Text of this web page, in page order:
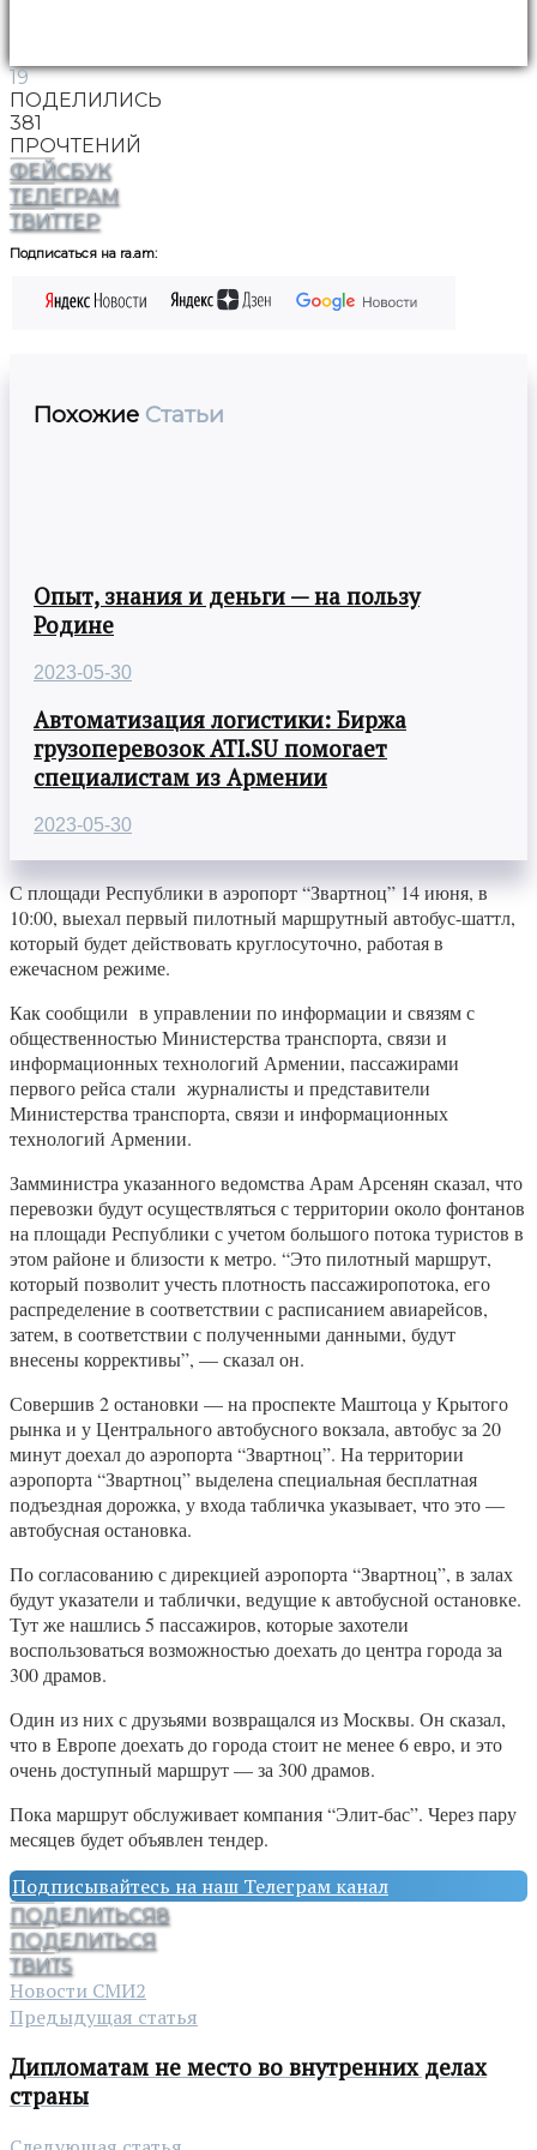
19
ПОДЕЛИЛИСЬ
381
ПРОЧТЕНИЙ
ФЕЙСБУК
ТЕЛЕГРАМ
ТВИТТЕР
Подписаться на ra.am:
Похожие Статьи
Опыт, знания и деньги — на пользу
Родине
2023-05-30
Автоматизация логистики: Биржа
грузоперевозок ATI.SU помогает
специалистам из Армении
2023-05-30
С площади Республики в аэропорт “Звартноц” 14 июня, в
10:00, выехал первый пилотный маршрутный автобус-шаттл,
который будет действовать круглосуточно, работая в
ежечасном режиме.
Как сообщили в управлении по информации и связям с
общественностью Министерства транспорта, связи и
информационных технологий Армении, пассажирами
первого рейса стали журналисты и представители
Министерства транспорта, связи и информационных
технологий Армении.
Замминистра указанного ведомства Арам Арсенян сказал, что
перевозки будут осуществляться с территории около фонтанов
на площади Республики с учетом большого потока туристов в
этом районе и близости к метро. “Это пилотный маршрут,
который позволит учесть плотность пассажиропотока, его
распределение в соответствии с расписанием авиарейсов,
затем, в соответствии с полученными данными, будут
внесены коррективы”, — сказал он.
Совершив 2 остановки — на проспекте Маштоца у Крытого
рынка и у Центрального автобусного вокзала, автобус за 20
минут доехал до аэропорта “Звартноц”. На территории
аэропорта “Звартноц” выделена специальная бесплатная
подъездная дорожка, у входа табличка указывает, что это —
автобусная остановка.
По согласованию с дирекцией аэропорта “Звартноц”, в залах
будут указатели и таблички, ведущие к автобусной остановке.
Тут же нашлись 5 пассажиров, которые захотели
воспользоваться возможностью доехать до центра города за
300 драмов.
Один из них с друзьями возвращался из Москвы. Он сказал,
что в Европе доехать до города стоит не менее 6 евро, и это
очень доступный маршрут — за 300 драмов.
Пока маршрут обслуживает компания “Элит-бас”. Через пару
месяцев будет объявлен тендер.
Подписывайтесь на наш Телеграм канал
ПОДЕЛИТЬСЯ8
ПОДЕЛИТЬСЯ
ТВИТ5
Новости СМИ2
Предыдущая статья
Дипломатам не место во внутренних делах
страны